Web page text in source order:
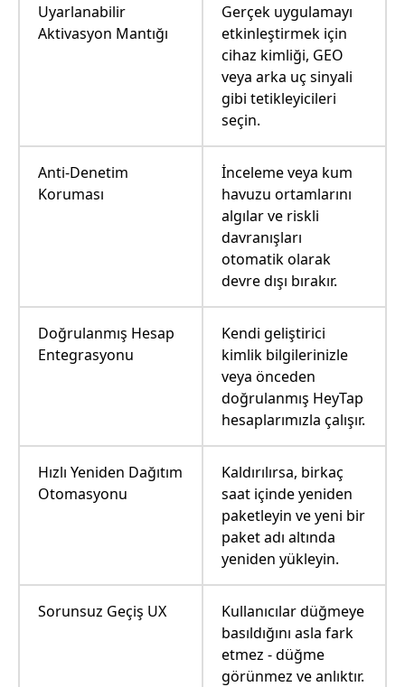
Uyarlanabilir
Aktivasyon Mantığı
Gerçek uygulamayı
etkinleştirmek için
cihaz kimliği, GEO
veya arka uç sinyali
gibi tetikleyicileri
seçin.
Anti-Denetim
Koruması
İnceleme veya kum
havuzu ortamlarını
algılar ve riskli
davranışları
otomatik olarak
devre dışı bırakır.
Doğrulanmış Hesap
Entegrasyonu
Kendi geliştirici
kimlik bilgilerinizle
veya önceden
doğrulanmış HeyTap
hesaplarımızla çalışır.
Hızlı Yeniden Dağıtım
Otomasyonu
Kaldırılırsa, birkaç
saat içinde yeniden
paketleyin ve yeni bir
paket adı altında
yeniden yükleyin.
Sorunsuz Geçiş UX
Kullanıcılar düğmeye
basıldığını asla fark
etmez - düğme
görünmez ve anlıktır.